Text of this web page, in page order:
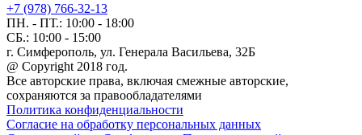
+7 (978) 766-32-13
ПН. - ПТ.: 10:00 - 18:00
СБ.: 10:00 - 15:00
г. Симферополь, ул. Генерала Васильева, 32Б
@ Copyright 2018 год.
Все авторские права, включая смежные авторские,
сохраняются за правообладателями
Политика конфиденциальности
Согласие на обработку персональных данных